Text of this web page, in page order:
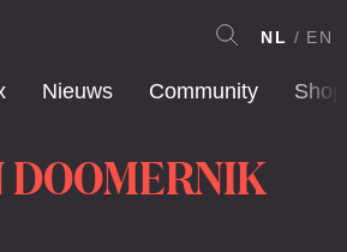
Nieuws Community Shop
NL EN